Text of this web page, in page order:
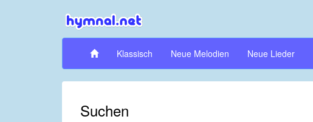
Klassisch Neue Melodien Neue Lieder
Suchen